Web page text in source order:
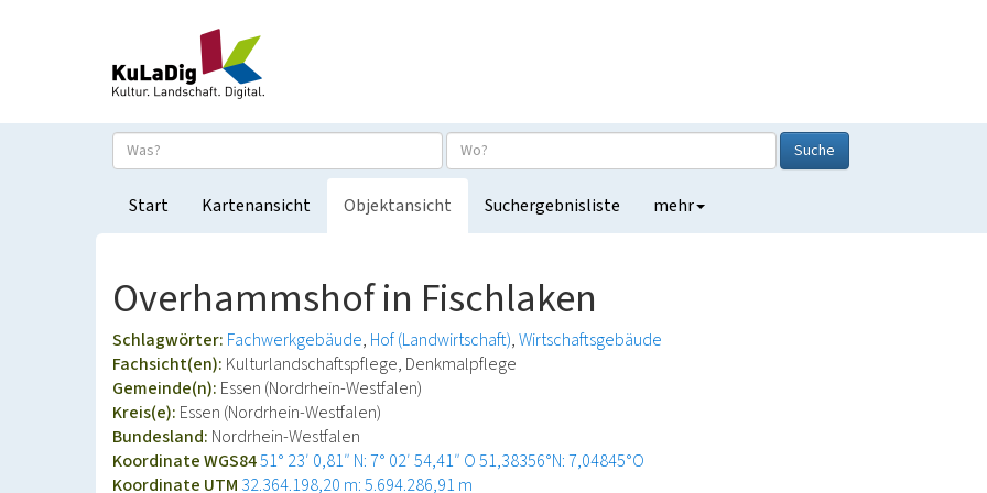
Suche
Start Kartenansicht Objektansicht Suchergebnisliste mehr
Overhammshof in Fischlaken
Schlagwörter: Fachwerkgebäude Hof (Landwirtschaft) Wirtschaftsgebäude
Fachsicht(en): Kulturlandschaftspflege, Denkmalpflege
Gemeinde(n): Essen (Nordrhein-Westfalen)
Kreis(e): Essen (Nordrhein-Westfalen)
Bundesland: Nordrhein-Westfalen
Koordinate WGS8451° 23′ 0,81″ N: 7° 02′ 54,41″ O51,38356°N: 7,04845°O
Koordinate UTM 32.364.198,20 m: 5.694.286,91 m